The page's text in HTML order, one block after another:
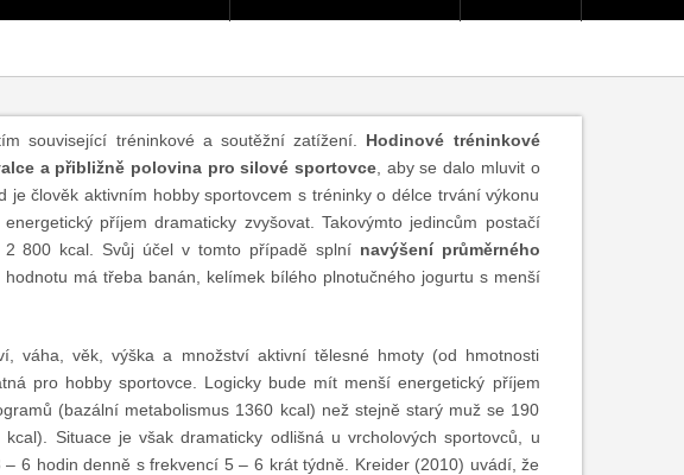
související tréninkové a soutěžní zatížení. Hodinové tréninkové
a přibližně polovina pro silové sportovce , aby se dalo mluvit o
člověk aktivním hobby sportovcem s tréninky o délce trvání výkonu
příjem dramaticky zvyšovat. Takovýmto jedincům postačí
800 kcal. Svůj účel v tomto případě splnínavýšení průměrného
hodnotu má třeba banán, kelímek bílého plnotučného jogurtu s menší
váha, věk, výška a množství aktivní tělesné hmoty (od hmotnosti
pro hobby sportovce. Logicky bude mít menší energetický příjem
(bazální metabolismus 1360 kcal) než stejně starý muž se 190
Situace je však dramaticky odlišná u vrcholových sportovců, u
6 hodin denně s frekvencí 5 – 6 krát týdně. Kreider (2010) uvádí, že